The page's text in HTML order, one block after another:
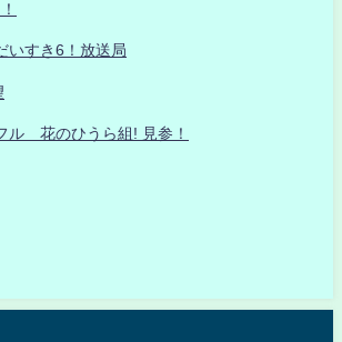
いすき6！放送局
ル 花のひうら組! 見参！